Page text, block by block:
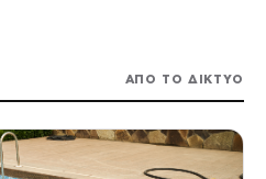
αλλάζει με λίγα κλικ, τα 3
για παραγγελίες και
κυρώσεις για παραβάσεις
ΑΠΟ ΤΟ ΔΙΚΤΥΟ